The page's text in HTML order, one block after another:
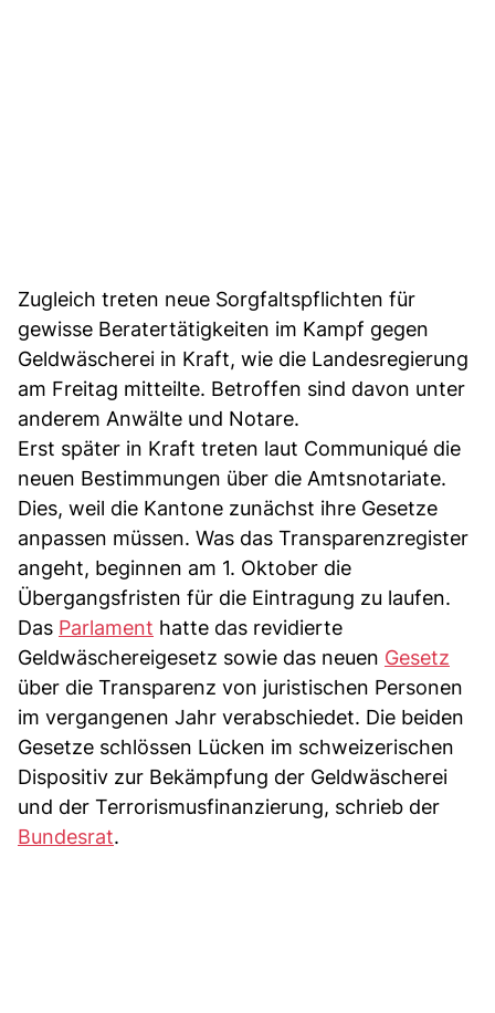
Zugleich treten neue Sorgfaltspflichten für
gewisse Beratertätigkeiten im Kampf gegen
Geldwäscherei in Kraft, wie die Landesregierung
am Freitag mitteilte. Betroffen sind davon unter
anderem Anwälte und Notare.
Erst später in Kraft treten laut Communiqué die
neuen Bestimmungen über die Amtsnotariate.
Dies, weil die Kantone zunächst ihre Gesetze
anpassen müssen. Was das Transparenzregister
angeht, beginnen am 1. Oktober die
Übergangsfristen für die Eintragung zu laufen.
Das Parlament hatte das revidierte
Geldwäschereigesetz sowie das neuen Gesetz
über die Transparenz von juristischen Personen
im vergangenen Jahr verabschiedet. Die beiden
Gesetze schlössen Lücken im schweizerischen
Dispositiv zur Bekämpfung der Geldwäscherei
und der Terrorismusfinanzierung, schrieb der
Bundesrat.